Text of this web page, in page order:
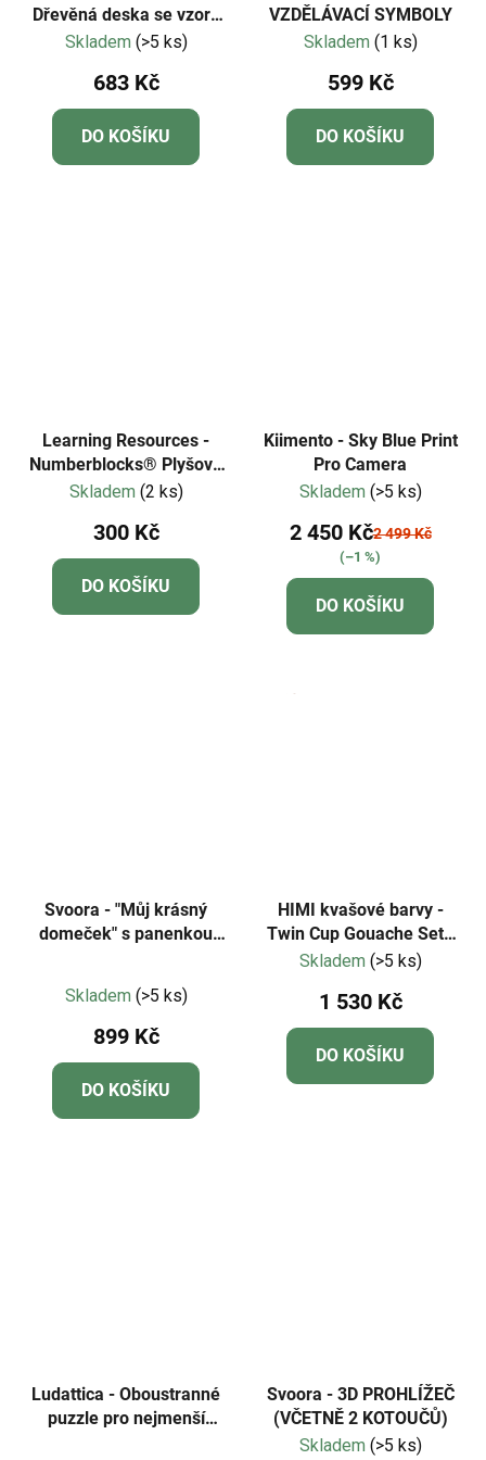
Dřevěná deska se vzory
a sekvencemi
Skladem (>5 ks)
683 Kč
DO KOŠÍKU
VZDĚLÁVACÍ SYMBOLY
Skladem (1 ks)
599 Kč
DO KOŠÍKU
Learning Resources -
Numberblocks® Plyšová
jednička
Skladem (2 ks)
300 Kč
DO KOŠÍKU
Kiimento - Sky Blue Print
Pro Camera
Skladem (>5 ks)
2 450 Kč2 499 Kč
(–1 %)
DO KOŠÍKU
Svoora - "Můj krásný
domeček" s panenkou
hodnocení
produktu
je
5,0
z
Skladem (>5 ks)
899 Kč
DO KOŠÍKU
HIMI kvašové barvy -
Twin Cup Gouache Set -
112 Colours - Black
Skladem (>5 ks)
1 530 Kč
DO KOŠÍKU
Ludattica - Oboustranné
puzzle pro nejmenší
Svoora - 3D PROHLÍŽEČ
(VČETNĚ 2 KOTOUČŮ)
Skladem (>5 ks)